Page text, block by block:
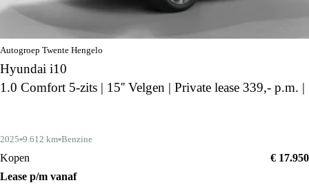
Autogroep Twente Hengelo
Hyundai i10
1.0 Comfort 5-zits | 15'' Velgen | Private lease 339,- p.m. |
2025 9.612 km Benzine
Kopen
€ 17.950
Lease p/m vanaf